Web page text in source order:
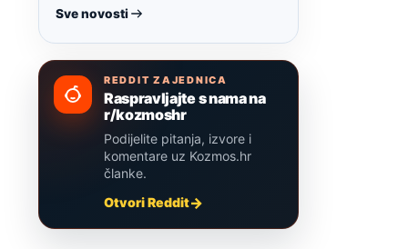
Sve novosti
REDDIT ZAJEDNICA
Raspravljajte s nama na
r/kozmoshr
Podijelite pitanja, izvore i
komentare uz Kozmos.hr
članke.
Otvori Reddit